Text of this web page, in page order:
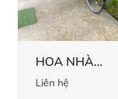
HOA NHÀ
HÀNG 11
Liên hệ